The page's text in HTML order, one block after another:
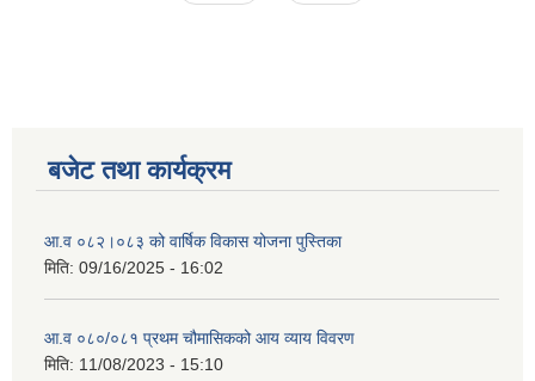
बजेट तथा कार्यक्रम
आ.व ०८२।०८३ को वार्षिक विकास योजना पुस्तिका
मिति: 09/16/2025 - 16:02
आ.व ०८०/०८१ प्रथम चौमासिकको आय व्याय विवरण
मिति: 11/08/2023 - 15:10